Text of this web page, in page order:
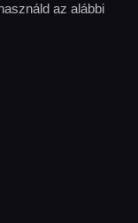
az alábbi